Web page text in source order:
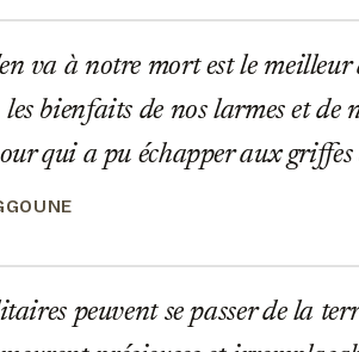
va à notre mort est le meilleur
bienfaits de nos larmes et de
qui a pu échapper aux griffes
peuvent se passer de la